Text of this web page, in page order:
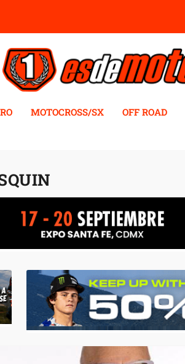
MOTOCROSS/SX OFF ROAD